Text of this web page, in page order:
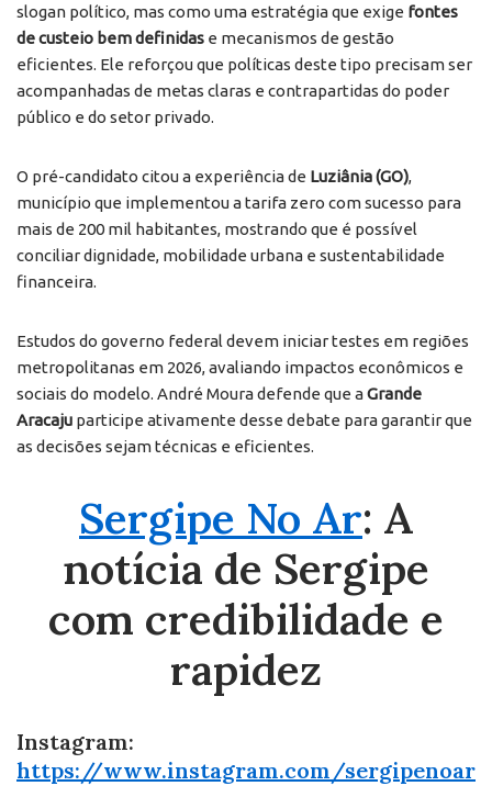
slogan político, mas como uma estratégia que exige fontes
de custeio bem definidas e mecanismos de gestão
eficientes. Ele reforçou que políticas deste tipo precisam ser
acompanhadas de metas claras e contrapartidas do poder
público e do setor privado.
O pré-candidato citou a experiência de Luziânia (GO),
município que implementou a tarifa zero com sucesso para
mais de 200 mil habitantes, mostrando que é possível
conciliar dignidade, mobilidade urbana e sustentabilidade
financeira.
Estudos do governo federal devem iniciar testes em regiões
metropolitanas em 2026, avaliando impactos econômicos e
sociais do modelo. André Moura defende que aGrande
Aracaju participe ativamente desse debate para garantir que
as decisões sejam técnicas e eficientes.
Sergipe No Ar: A
notícia de Sergipe
com credibilidade e
rapidez
Instagram:
https://www.instagram.com/sergipenoar